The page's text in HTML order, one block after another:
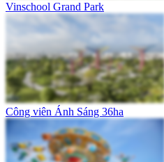
Vinschool Grand Park
Công viên Ánh Sáng 36ha